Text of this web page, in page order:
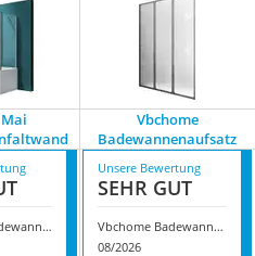
Vbchome
Badewannenaufsatz
Mai & Mai Badewannenfaltwand
Unsere Bewertung
SEHR GUT
Vbchome Badewannenaufsatz
08/2026